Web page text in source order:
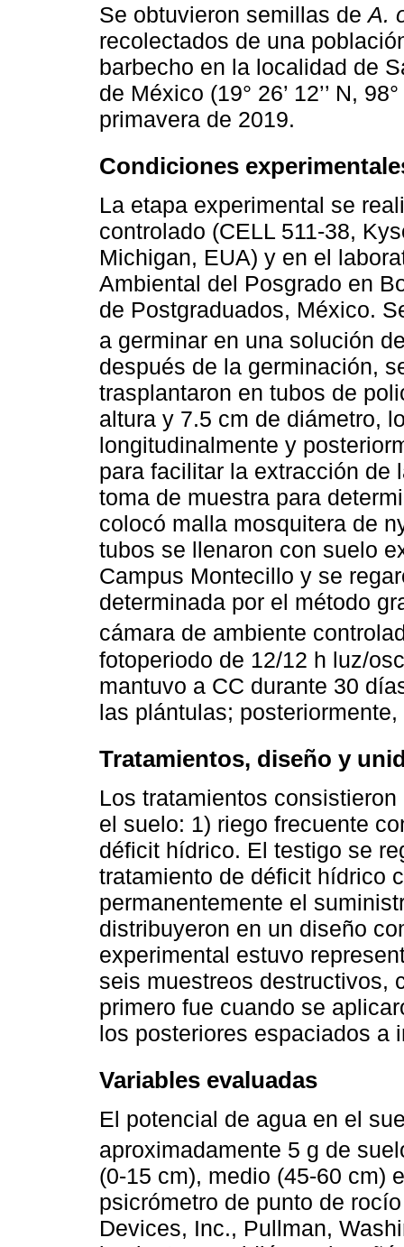
Se obtuvieron semillas deA.
recolectados de una
barbecho en la localidad de
de México (19° 26’ 12’’ N,
primavera de 2019.
Condiciones
La etapa experimental se
controlado (CELL 511-38,
Michigan, EUA) y en el
Ambiental del Posgrado en
de Postgraduados, México.
a germinar en una solución
después de la germinación,
trasplantaron en tubos de
altura y 7.5 cm de diámetro,
longitudinalmente y
para facilitar la extracción de
toma de muestra para
colocó malla mosquitera de
tubos se llenaron con suelo
Campus Montecillo y se
determinada por el método
cámara de ambiente
fotoperiodo de 12/12 h luz/
mantuvo a CC durante 30
las plántulas;
Tratamientos, diseño y
Los tratamientos
el suelo: 1) riego frecuente
déficit hídrico. El testigo se
tratamiento de déficit hídrico
permanentemente el
distribuyeron en un diseño
experimental estuvo
seis muestreos destructivos,
primero fue cuando se
los posteriores espaciados a
Variables evaluadas
El potencial de agua en el
aproximadamente 5 g de
(0-15 cm), medio (45-60 cm)
psicrómetro de punto de
Devices, Inc., Pullman,